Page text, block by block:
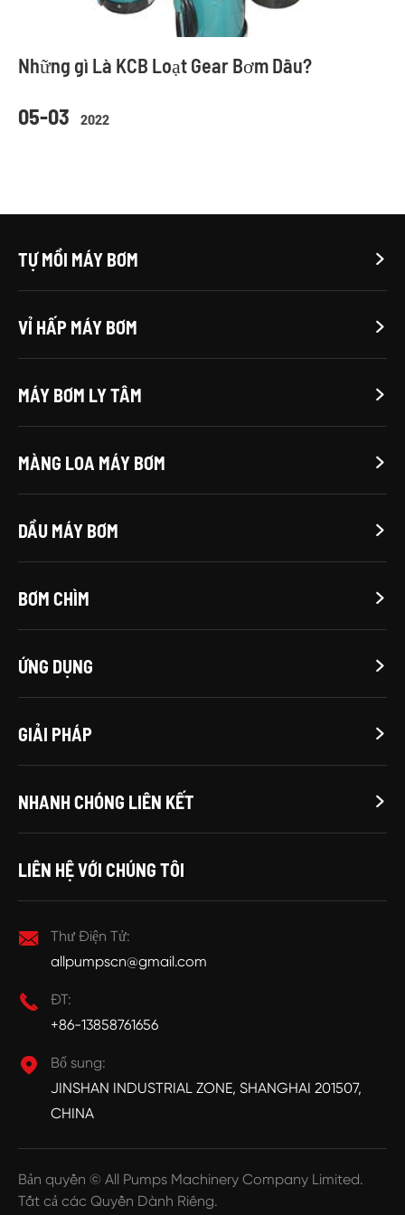
05-03 2022
Những gì Là KCB Loạt Gear Bơm Dầu?
TỰ MỒI MÁY BƠM 
VỈ HẤP MÁY BƠM 
MÁY BƠM LY TÂM 
MÀNG LOA MÁY BƠM 
DẦU MÁY BƠM 
BƠM CHÌM 
ỨNG DỤNG 
GIẢI PHÁP 
NHANH CHÓNG LIÊN KẾT 
LIÊN HỆ VỚI CHÚNG TÔI

Thư Điện Tử:
allpumpscn@gmail.com

ĐT:
+86-13858761656

Bổ sung:
JINSHAN INDUSTRIAL ZONE, SHANGHAI 201507,
CHINA
Bản quyền © All Pumps Machinery Company Limited.
Tất cả các Quyền Dành Riêng.